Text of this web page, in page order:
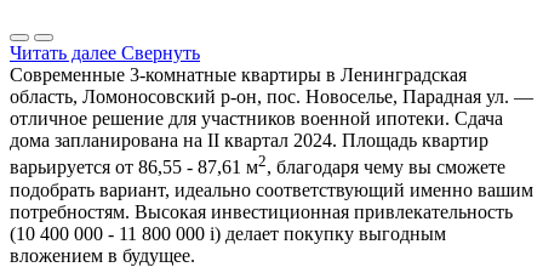
Читать далее Свернуть
Современные 3-комнатные квартиры в Ленинградская
область, Ломоносовский р-он, пос. Новоселье, Парадная ул. —
отличное решение для участников военной ипотеки. Сдача
дома запланирована на II квартал 2024. Площадь квартир
варьируется от 86,55 - 87,61 м2, благодаря чему вы сможете
подобрать вариант, идеально соответствующий именно вашим
потребностям. Высокая инвестиционная привлекательность
(10 400 000 - 11 800 000 i) делает покупку выгодным
вложением в будущее.